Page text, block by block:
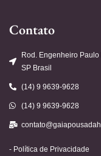
Contato
Rod. Engenheiro
SP Brasil
(14) 9 9639-9628
(14) 9 9639-9628
- Política de Privacidade